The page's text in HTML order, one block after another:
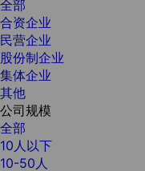
全部
合资企业
民营企业
股份制企业
集体企业
其他
公司规模
全部
10人以下
10-50人